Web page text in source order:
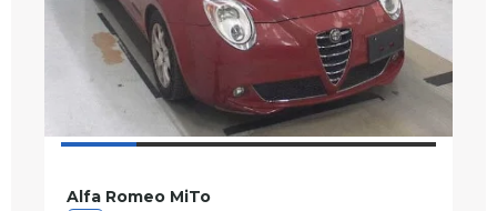
Alfa Romeo MiTo